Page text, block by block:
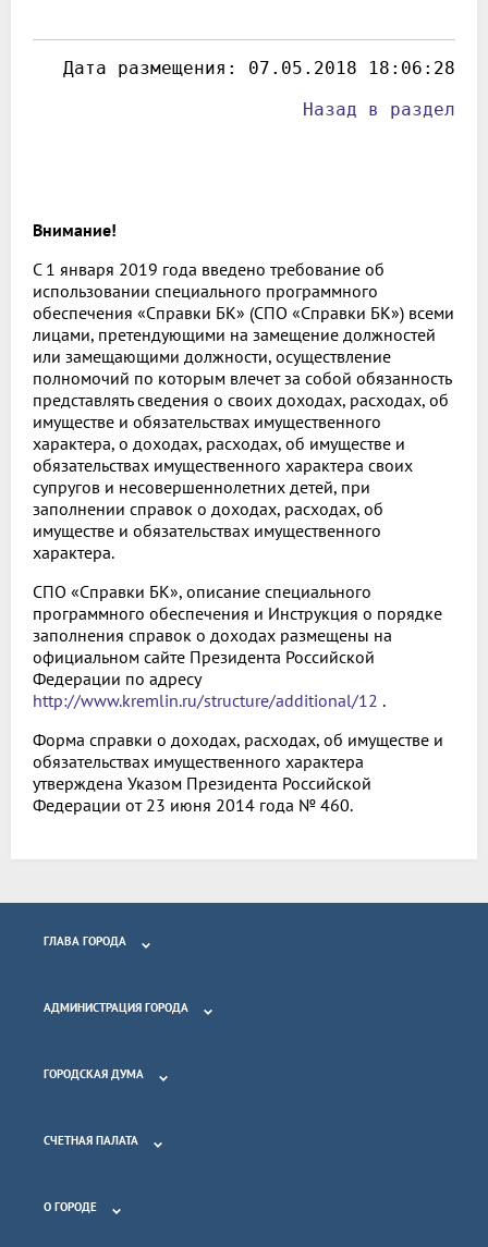
Дата размещения: 07.05.2018 18:06:28
Назад в раздел
Внимание!
С 1 января 2019 года введено требование об
использовании специального программного
обеспечения «Справки БК» (СПО «Справки БК») всеми
лицами, претендующими на замещение должностей
или замещающими должности, осуществление
полномочий по которым влечет за собой обязанность
представлять сведения о своих доходах, расходах, об
имуществе и обязательствах имущественного
характера, о доходах, расходах, об имуществе и
обязательствах имущественного характера своих
супругов и несовершеннолетних детей, при
заполнении справок о доходах, расходах, об
имуществе и обязательствах имущественного
характера.
СПО «Справки БК», описание специального
программного обеспечения и Инструкция о порядке
заполнения справок о доходах размещены на
официальном сайте Президента Российской
Федерации по адресу
http://www.kremlin.ru/structure/additional/12 .
Форма справки о доходах, расходах, об имуществе и
обязательствах имущественного характера
утверждена Указом Президента Российской
Федерации от 23 июня 2014 года № 460.
ГЛАВА ГОРОДА
АДМИНИСТРАЦИЯ ГОРОДА
ГОРОДСКАЯ ДУМА
СЧЕТНАЯ ПАЛАТА
О ГОРОДЕ